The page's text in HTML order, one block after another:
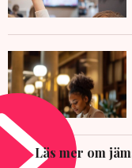
Läs mer om